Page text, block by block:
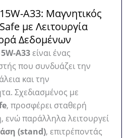
A33: Μαγνητικός
με Λειτουργία
Δεδομένων
A33είναι ένας
που συνδυάζει την
και την
Σχεδιασμένος με
, προσφέρει σταθερή
ενώ παράλληλα λειτουργεί
(stand), επιτρέποντάς